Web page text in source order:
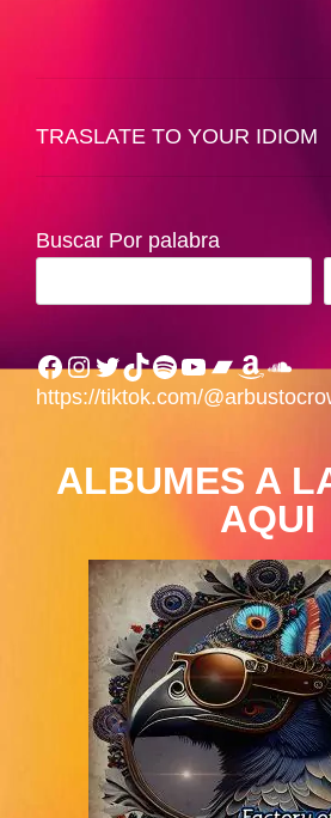
TRASLATE TO YOUR IDIOM
Buscar Por palabra
Facebook
Instagram
Twitter
TikTok
Spotify
YouTube
https://tiktok.com/
ALBUMES A
AQUI